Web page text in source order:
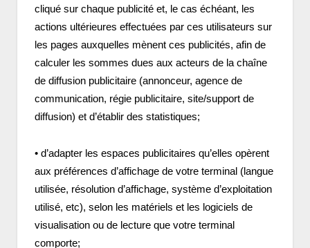
cliqué sur chaque publicité et, le cas échéant, les
actions ultérieures effectuées par ces utilisateurs sur
les pages auxquelles mènent ces publicités, afin de
calculer les sommes dues aux acteurs de la chaîne
de diffusion publicitaire (annonceur, agence de
communication, régie publicitaire, site/support de
diffusion) et d’établir des statistiques;
• d’adapter les espaces publicitaires qu’elles opèrent
aux préférences d’affichage de votre terminal (langue
utilisée, résolution d’affichage, système d’exploitation
utilisé, etc), selon les matériels et les logiciels de
visualisation ou de lecture que votre terminal
comporte;